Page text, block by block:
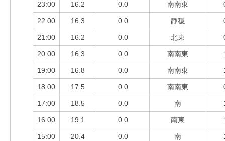
23:00 16.2 0.0 南南東
22:00 16.3 0.0 静穏
21:00 16.2 0.0 北東
20:00 16.3 0.0 南南東
19:00 16.8 0.0 南南東
18:00 17.5 0.0 南南東
17:00 18.5 0.0 南
16:00 19.1 0.0 南東
15:00 20.4 0.0 南